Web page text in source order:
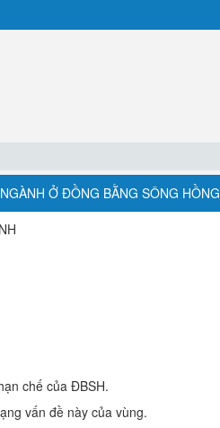
Ở ĐỒNG BẰNG SÔNG HỒNG
chế của ĐBSH.
vấn đề này của vùng.